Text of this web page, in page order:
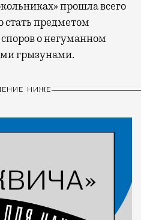
прошла всего
стать предметом
о негуманном
грызунами.
НИЖЕ